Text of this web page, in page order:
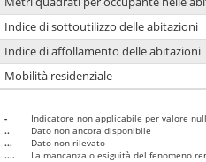
Indice di sottoutilizzo delle abitazioni
Indice di affollamento delle abitazioni
Mobilità residenziale
-
Indicatore non applicabile per valore
..
Dato non ancora disponibile
...
Dato non rilevato
....
La mancanza o esiguità del fenomeno